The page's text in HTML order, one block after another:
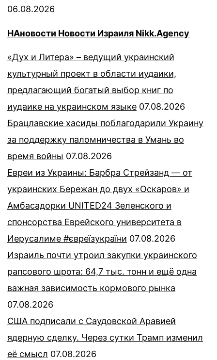
06.08.2026
НАновости Новости Израиля Nikk.Agency
«Дух и Литера» – ведущий украинский
культурный проект в области иудаики,
предлагающий богатый выбор книг по
иудаике на украинском языке 07.08.2026
Брацлавские хасиды поблагодарили Украину
за поддержку паломничества в Умань во
время войны 07.08.2026
Евреи из Украины: Барбра Стрейзанд — от
украинских Бережан до двух «Оскаров» и
Амбасадорки UNITED24 Зеленского и
спонсорства Еврейского университета в
Иерусалиме #євреїзукраїни 07.08.2026
Израиль почти утроил закупки украинского
рапсового шрота: 64,7 тыс. тонн и ещё одна
важная зависимость кормового рынка
07.08.2026
США подписали с Саудовской Аравией
ядерную сделку. Через сутки Трамп изменил
её смысл 07.08.2026